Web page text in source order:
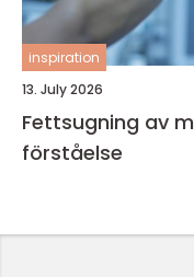
inspiration
13. July 2026
Fettsugning av
förståelse